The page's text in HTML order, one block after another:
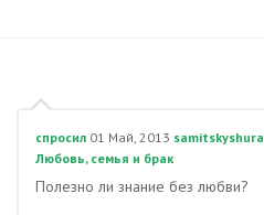
спросил 01 Май, 2013 samitskyshura
Любовь, семья и брак
Полезно ли знание без любви?